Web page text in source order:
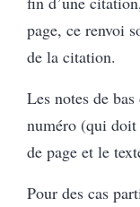
page, ce renvoi
de la citation.
Les notes de
numéro (qui doit
de page et le
Pour des cas